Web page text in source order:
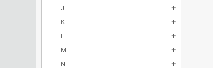
J add
K add
L add
M add
N add